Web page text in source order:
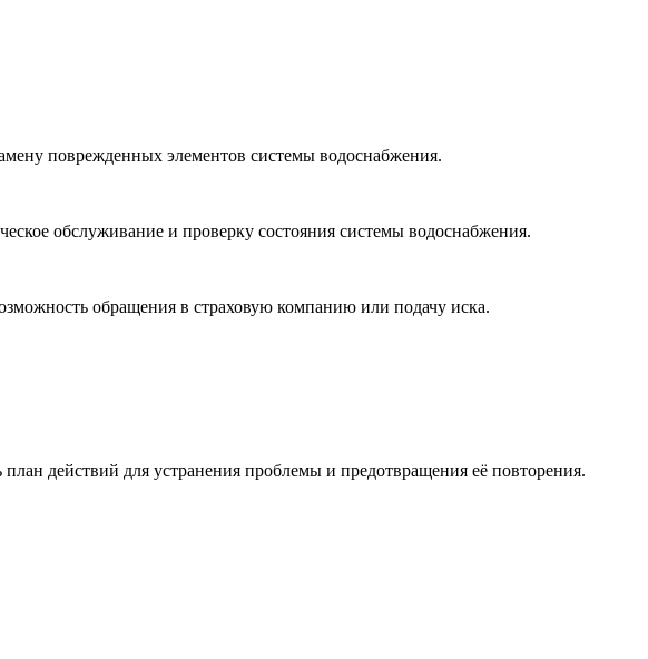
поврежденных элементов системы водоснабжения.
обслуживание и проверку состояния системы водоснабжения.
обращения в страховую компанию или подачу иска.
действий для устранения проблемы и предотвращения её повторения.